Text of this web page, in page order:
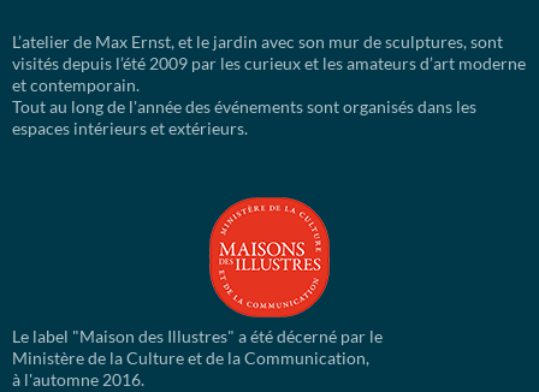
L’atelier de Max Ernst, et le jardin avec son mur de sculptures, sont
visités depuis l’été 2009 par les curieux et les amateurs d’art moderne
et contemporain.
Tout au long de l'année des événements sont organisés dans les
espaces intérieurs et extérieurs.
Le label "Maison des Illustres" a été décerné par le
Ministère de la Culture et de la Communication,
à l'automne 2016.